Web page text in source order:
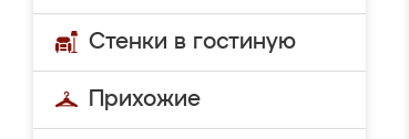
Стенки в гостиную
Прихожие